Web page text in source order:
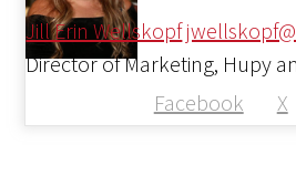
Jill Erin Wellskopf
Facebook X
Director of Marketing, Hupy